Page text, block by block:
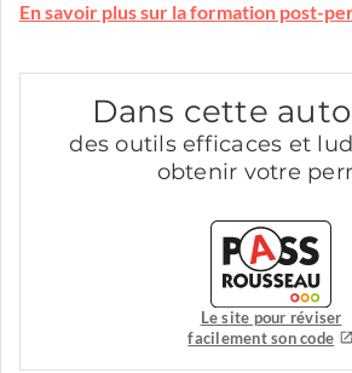
En savoir plus sur la formation post-
Dans cette
des outils efficaces et
obtenir votre
Le site pour réviser
facilement son code